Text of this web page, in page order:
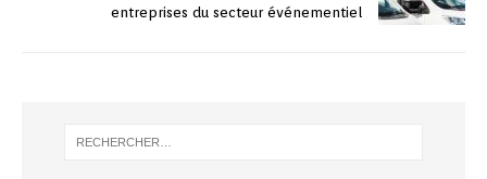
entreprises du secteur événementiel